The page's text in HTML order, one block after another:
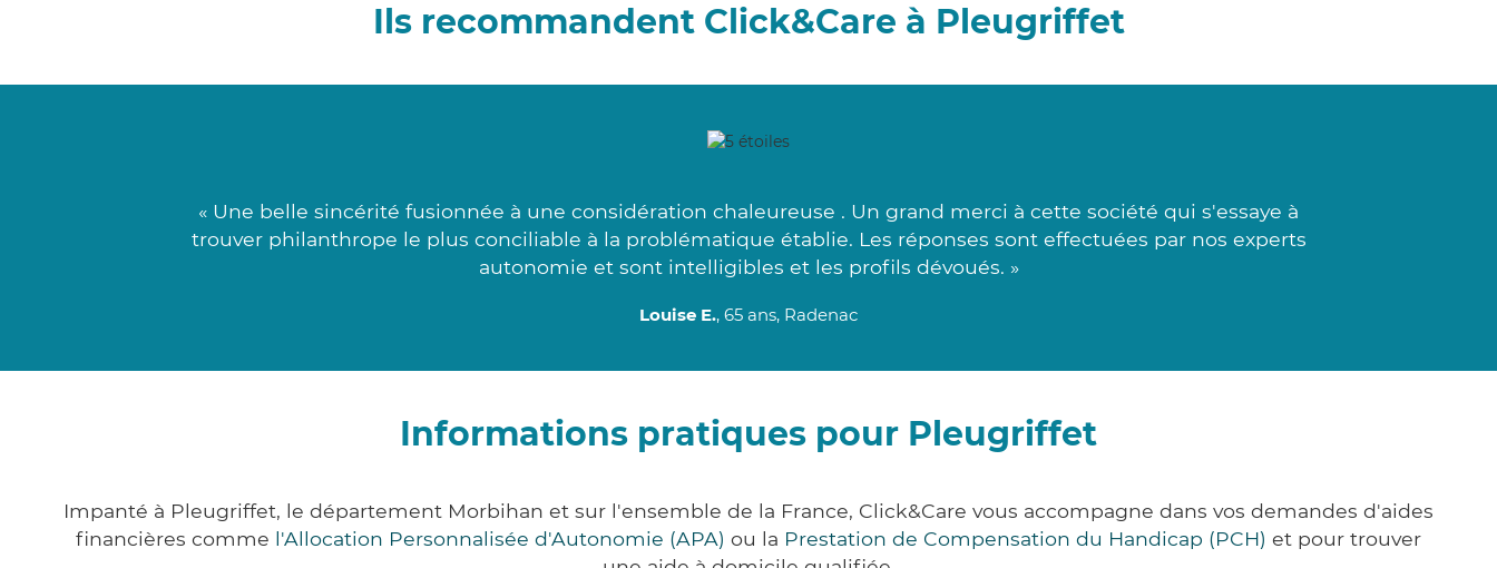
Ils recommandent Click&Care à Pleugriffet
« Une belle sincérité fusionnée à une considération chaleureuse . Un grand merci à cette société qui s'essaye à
trouver philanthrope le plus conciliable à la problématique établie. Les réponses sont effectuées par nos experts
autonomie et sont intelligibles et les profils dévoués. »
Louise E., 65 ans, Radenac
Informations pratiques pour Pleugriffet
Impanté à Pleugriffet, le département Morbihan et sur l'ensemble de la France, Click&Care vous accompagne dans vos demandes d'aides
financières comme l'Allocation Personnalisée d'Autonomie (APA) ou la Prestation de Compensation du Handicap (PCH) et pour trouver